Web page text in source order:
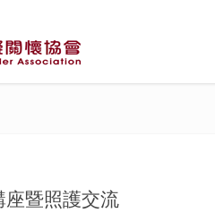
暨照護交流